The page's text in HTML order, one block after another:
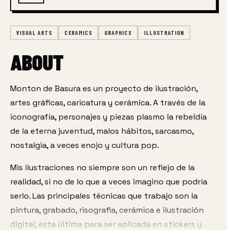
VISUAL ARTS CERAMICS GRAPHICS ILLUSTRATION
ABOUT
Monton de Basura es un proyecto de ilustración,
artes gráficas, caricatura y cerámica. A través de la
iconografía, personajes y piezas plasmo la rebeldía
de la eterna juventud, malos hábitos, sarcasmo,
nostalgia, a veces enojo y cultura pop.
Mis ilustraciones no siempre son un reflejo de la
realidad, si no de lo que a veces imagino que podría
serlo. Las principales técnicas que trabajo son la
pintura, grabado, risografia, cerámica e ilustración
digital, esta última para ser aplicada en stickers y